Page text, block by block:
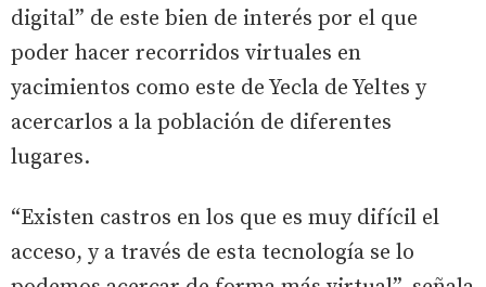
digital” de este bien de interés por el que
poder hacer recorridos virtuales en
yacimientos como este de Yecla de Yeltes y
acercarlos a la población de diferentes
lugares.
“Existen castros en los que es muy difícil el
acceso, y a través de esta tecnología se lo